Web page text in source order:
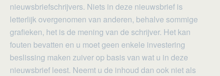
nieuwsbriefschrijvers. Niets in deze nieuwsbrief is
letterlijk overgenomen van anderen, behalve sommige
grafieken, het is de mening van de schrijver. Het kan
fouten bevatten en u moet geen enkele investering
beslissing maken zuiver op basis van wat u in deze
nieuwsbrief leest. Neemt u de inhoud dan ook niet als